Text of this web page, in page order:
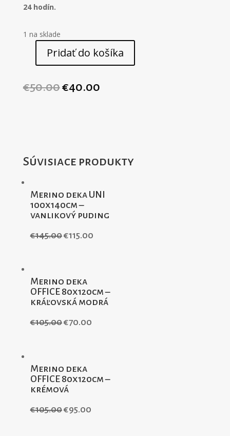
24 hodín.
1 na sklade
množstvo
KID
Pridať do košíka
€50.00€40.00
Súvisiace produkty
Merino deka UNI
100x140cm –
vanlikový puding
€145.00€115.00
Merino deka
OFFICE 80x120cm –
kráľovská modrá
€105.00€70.00
Merino deka
OFFICE 80x120cm –
krémová
€105.00€95.00